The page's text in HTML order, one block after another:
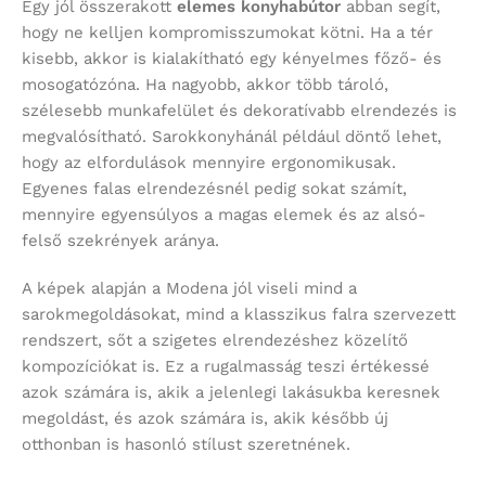
Egy jól összerakott elemes konyhabútor abban segít,
hogy ne kelljen kompromisszumokat kötni. Ha a tér
kisebb, akkor is kialakítható egy kényelmes főző- és
mosogatózóna. Ha nagyobb, akkor több tároló,
szélesebb munkafelület és dekoratívabb elrendezés is
megvalósítható. Sarokkonyhánál például döntő lehet,
hogy az elfordulások mennyire ergonomikusak.
Egyenes falas elrendezésnél pedig sokat számít,
mennyire egyensúlyos a magas elemek és az alsó-
felső szekrények aránya.
A képek alapján a Modena jól viseli mind a
sarokmegoldásokat, mind a klasszikus falra szervezett
rendszert, sőt a szigetes elrendezéshez közelítő
kompozíciókat is. Ez a rugalmasság teszi értékessé
azok számára is, akik a jelenlegi lakásukba keresnek
megoldást, és azok számára is, akik később új
otthonban is hasonló stílust szeretnének.